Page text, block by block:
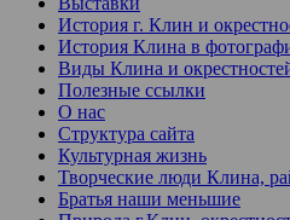
История г. Клин и
История Клина в
Виды Клина и
Полезные ссылки
О нас
Структура сайта
Культурная жизнь
Творческие люди Клина,
Братья наши меньшие